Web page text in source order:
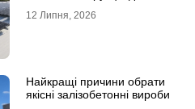
12 Липня, 2026
Найкращі причини обрати
якісні залізобетонні вироби